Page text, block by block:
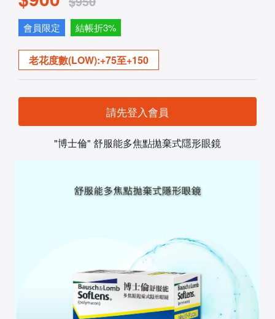
會員限定 結帳折3%
老花度數(LOW):+75至+150
請先登入會員
"博士倫" 舒服能多焦點拋棄式隱形眼鏡